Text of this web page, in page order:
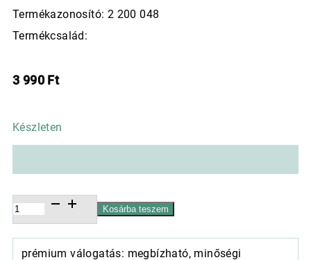
Termékazonosító: 2 200 048
Termékcsalád:
3 990 Ft
Készleten
Orchidea
kaspó,
Malmö
Abyss
fekete,
Kosárba teszem
prémium válogatás: megbízható, minőségi